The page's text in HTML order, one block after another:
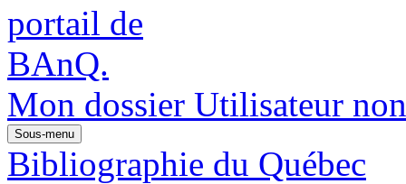
Mon dossier Utilisateur
Sous-menu
Bibliographie du Québec